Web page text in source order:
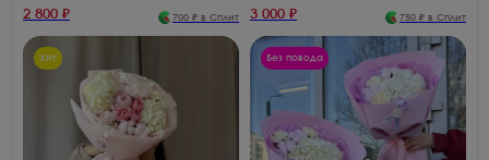
2 800 ₽ 700 ₽ в Сплит 3 000 ₽ 750 ₽ в Сплит
Хит Без повода